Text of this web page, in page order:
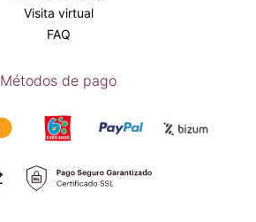
Visita virtual
FAQ
Métodos de pago